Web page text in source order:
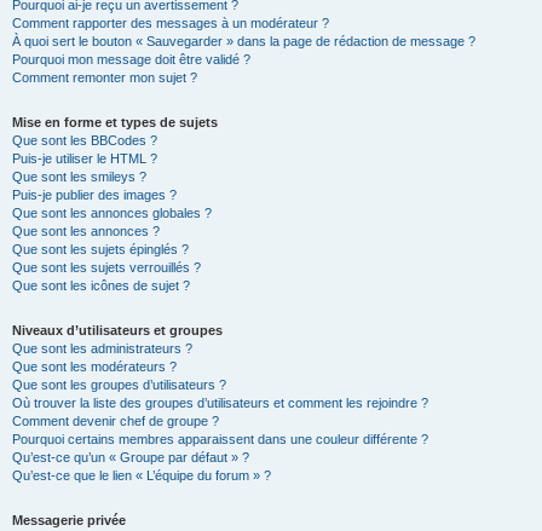
Pourquoi ai-je reçu un avertissement ?
Comment rapporter des messages à un modérateur ?
À quoi sert le bouton « Sauvegarder » dans la page de rédaction de message ?
Pourquoi mon message doit être validé ?
Comment remonter mon sujet ?
Mise en forme et types de sujets
Que sont les BBCodes ?
Puis-je utiliser le HTML ?
Que sont les smileys ?
Puis-je publier des images ?
Que sont les annonces globales ?
Que sont les annonces ?
Que sont les sujets épinglés ?
Que sont les sujets verrouillés ?
Que sont les icônes de sujet ?
Niveaux d’utilisateurs et groupes
Que sont les administrateurs ?
Que sont les modérateurs ?
Que sont les groupes d’utilisateurs ?
Où trouver la liste des groupes d’utilisateurs et comment les rejoindre ?
Comment devenir chef de groupe ?
Pourquoi certains membres apparaissent dans une couleur différente ?
Qu’est-ce qu’un « Groupe par défaut » ?
Qu’est-ce que le lien « L’équipe du forum » ?
Messagerie privée